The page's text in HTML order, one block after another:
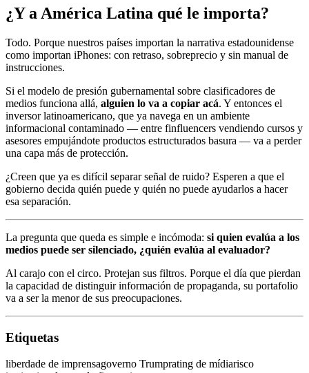
¿Y a América Latina qué le importa?
Todo. Porque nuestros países importan la narrativa estadounidense
como importan iPhones: con retraso, sobreprecio y sin manual de
instrucciones.
Si el modelo de presión gubernamental sobre clasificadores de
medios funciona allá, alguien lo va a copiar acá. Y entonces el
inversor latinoamericano, que ya navega en un ambiente
informacional contaminado — entre finfluencers vendiendo cursos y
asesores empujándote productos estructurados basura — va a perder
una capa más de protección.
¿Creen que ya es difícil separar señal de ruido? Esperen a que el
gobierno decida quién puede y quién no puede ayudarlos a hacer
esa separación.
La pregunta que queda es simple e incómoda: si quien evalúa a los
medios puede ser silenciado, ¿quién evalúa al evaluador?
Al carajo con el circo. Protejan sus filtros. Porque el día que pierdan
la capacidad de distinguir información de propaganda, su portafolio
va a ser la menor de sus preocupaciones.
Etiquetas
liberdade de imprensagoverno Trumprating de mídiarisco